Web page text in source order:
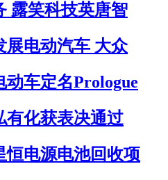
露笑科技英唐智
展电动汽车 大众
车定名Prologue
有化获表决通过
恒电源电池回收项